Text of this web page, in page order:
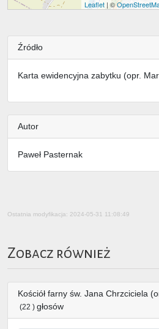
Leaflet | ©
Źródło
Karta ewidencyjna zabytku (opr.
Autor
Paweł Pasternak
Ostatnia modyfikacja: 2024-05-31 11:08:49
Zobacz również
Kościół farny św. Jana Chrzciciela
(22 ) głosów